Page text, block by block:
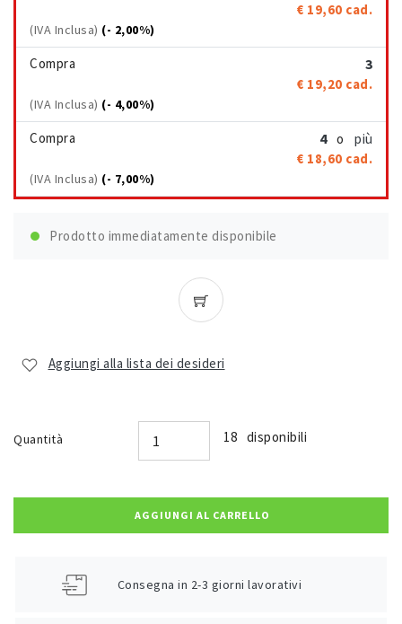
€ 19,60 cad.
(IVA Inclusa) (- 2,00%)
Compra 3
€ 19,20 cad.
(IVA Inclusa) (- 4,00%)
Compra 4 o più
€ 18,60 cad.
(IVA Inclusa) (- 7,00%)
Prodotto immediatamente disponibile
Aggiungi alla lista dei desideri
Quantità 18 disponibili
AGGIUNGI AL CARRELLO
Consegna in 2-3 giorni lavorativi